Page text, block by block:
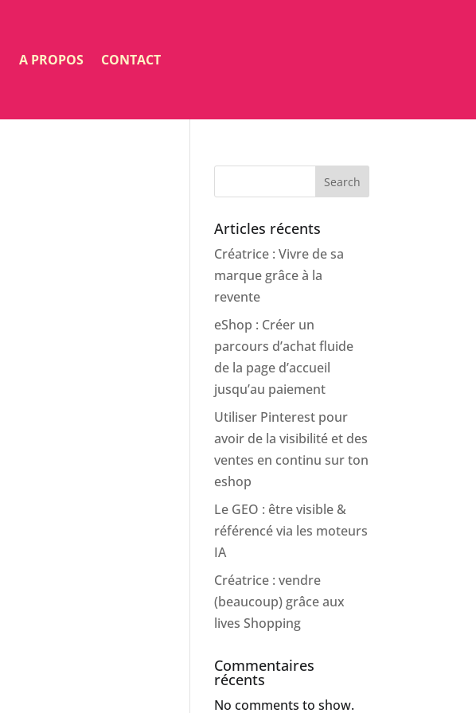
A PROPOS CONTACT
Search
Articles récents
Créatrice : Vivre de sa
marque grâce à la
revente
eShop : Créer un
parcours d’achat fluide
de la page d’accueil
jusqu’au paiement
Utiliser Pinterest pour
avoir de la visibilité et des
ventes en continu sur ton
eshop
Le GEO : être visible &
référencé via les moteurs
IA
Créatrice : vendre
(beaucoup) grâce aux
lives Shopping
Commentaires
récents
No comments to show.